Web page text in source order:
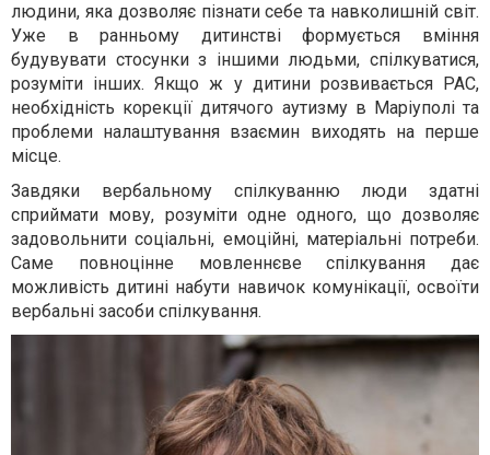
людини, яка дозволяє пізнати себе та навколишній світ.
Уже в ранньому дитинстві формується вміння
будувувати стосунки з іншими людьми, спілкуватися,
розуміти інших. Якщо ж у дитини розвивається РАС,
необхідність корекції дитячого аутизму в Маріуполі та
проблеми налаштування взаємин виходять на перше
місце.
Завдяки вербальному спілкуванню люди здатні
сприймати мову, розуміти одне одного, що дозволяє
задовольнити соціальні, емоційні, матеріальні потреби.
Саме повноцінне мовленнєве спілкування дає
можливість дитині набути навичок комунікації, освоїти
вербальні засоби спілкування.